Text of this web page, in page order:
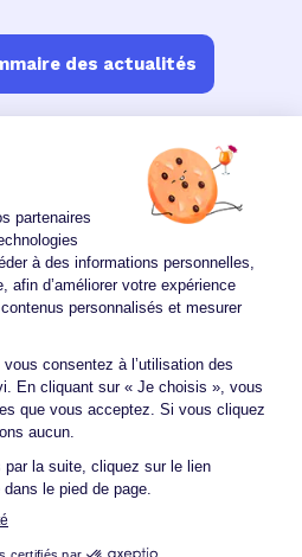
des actualités
et doit être remboursé.
remboursement avant de
engager.
nature que ce soit, ne
particulier avant l'obtention
prêts d'argent.
•Plan du site• Mentions
Contact